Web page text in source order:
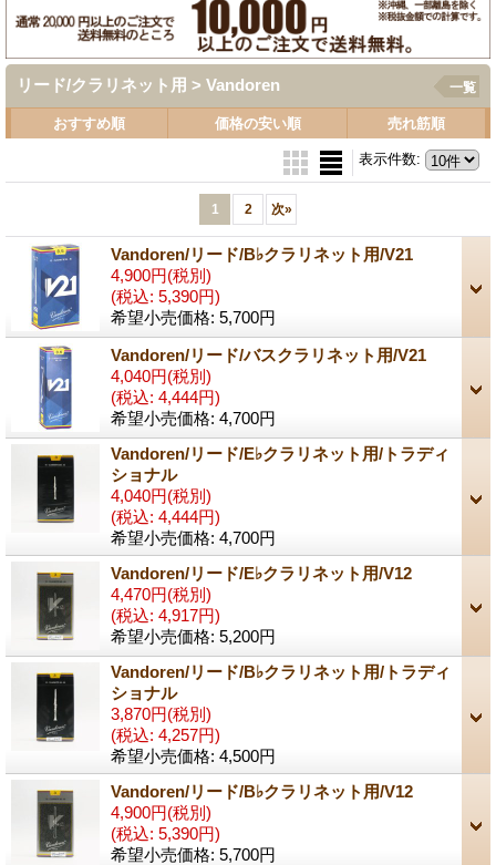
リード/クラリネット用 > Vandoren 一覧
おすすめ順 価格の安い順 売れ筋順
表示件数:
1 2 次»
Vandoren/リード/B♭クラリネット用/V21
4,900円(税別)
(税込: 5,390円)
希望小売価格: 5,700円
Vandoren/リード/バスクラリネット用/V21
4,040円(税別)
(税込: 4,444円)
希望小売価格: 4,700円
Vandoren/リード/E♭クラリネット用/トラディ
ショナル
4,040円(税別)
(税込: 4,444円)
希望小売価格: 4,700円
Vandoren/リード/E♭クラリネット用/V12
4,470円(税別)
(税込: 4,917円)
希望小売価格: 5,200円
Vandoren/リード/B♭クラリネット用/トラディ
ショナル
3,870円(税別)
(税込: 4,257円)
希望小売価格: 4,500円
Vandoren/リード/B♭クラリネット用/V12
4,900円(税別)
(税込: 5,390円)
希望小売価格: 5,700円